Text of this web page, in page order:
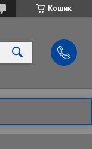
Кошик